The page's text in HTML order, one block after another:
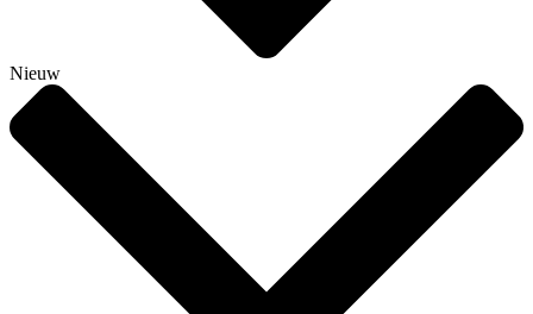
Nieuw